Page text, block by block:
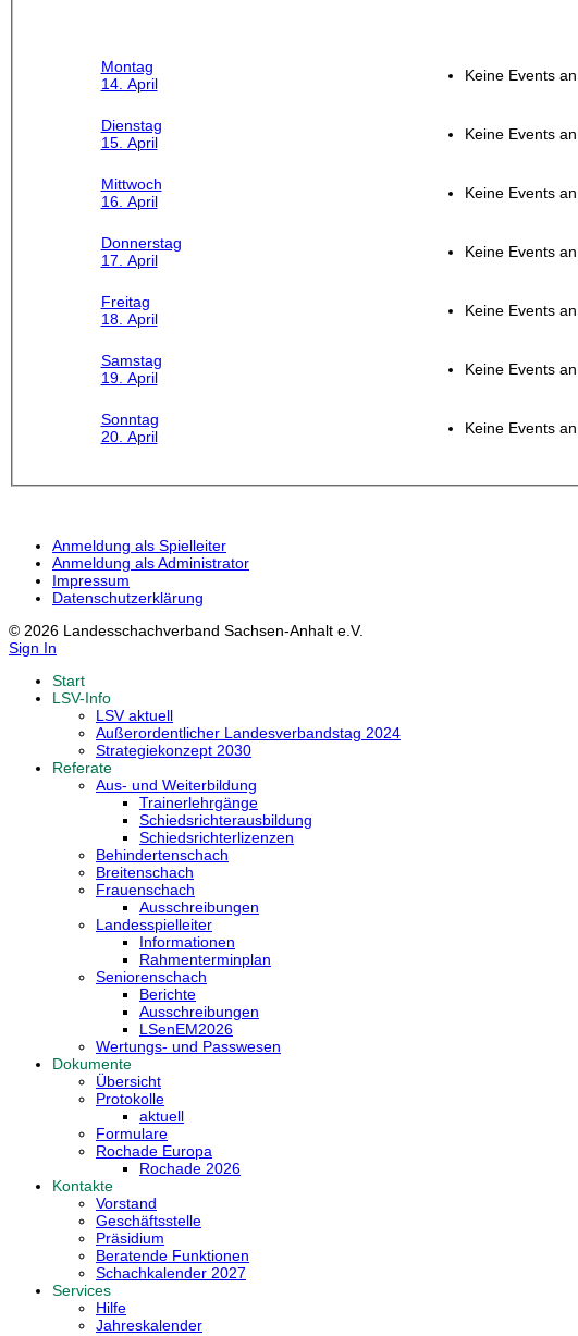
Montag
14. April
Keine Events
Dienstag
15. April
Keine Events
Mittwoch
16. April
Keine Events
Donnerstag
17. April
Keine Events
Freitag
18. April
Keine Events
Samstag
19. April
Keine Events
Sonntag
20. April
Keine Events
Anmeldung als Spielleiter
Anmeldung als Administrator
Impressum
Datenschutzerklärung
© 2026 Landesschachverband Sachsen-Anhalt e.V.
Sign In
Start
LSV-Info
LSV aktuell
Außerordentlicher Landesverbandstag 2024
Strategiekonzept 2030
Referate
Aus- und Weiterbildung
Trainerlehrgänge
Schiedsrichterausbildung
Schiedsrichterlizenzen
Behindertenschach
Breitenschach
Frauenschach
Ausschreibungen
Landesspielleiter
Informationen
Rahmenterminplan
Seniorenschach
Berichte
Ausschreibungen
LSenEM2026
Wertungs- und Passwesen
Dokumente
Übersicht
Protokolle
aktuell
Formulare
Rochade Europa
Rochade 2026
Kontakte
Vorstand
Geschäftsstelle
Präsidium
Beratende Funktionen
Schachkalender 2027
Services
Hilfe
Jahreskalender